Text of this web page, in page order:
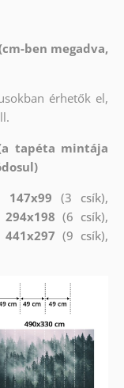
ben megadva,
érhetők el,
tapéta mintája
147x99 (3 csík),
294x198 (6 csík),
441x297 (9 csík),